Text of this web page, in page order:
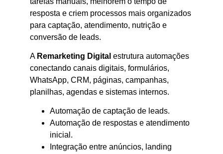
resposta e criem processos mais organizados
para captação, atendimento, nutrição e
conversão de leads.
A Remarketing Digital estrutura automações
conectando canais digitais, formulários,
WhatsApp, CRM, páginas, campanhas,
planilhas, agendas e sistemas internos.
Automação de captação de leads.
Automação de respostas e atendimento
inicial.
Integração entre anúncios, landing